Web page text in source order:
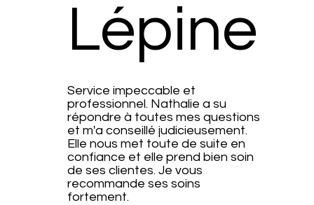
Lépine
Service impeccable et
professionnel. Nathalie a su
répondre à toutes mes questions
et m'a conseillé judicieusement.
Elle nous met toute de suite en
confiance et elle prend bien soin
de ses clientes. Je vous
recommande ses soins
fortement.